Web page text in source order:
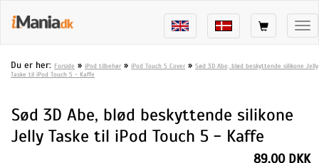
Du er her: Forside » iPod tilbehør » iPod Touch 5 Cover » Sød 3D Abe, blød beskyttende silikone Jelly
Taske til iPod Touch 5 - Kaffe
Sød 3D Abe, blød beskyttende silikone
Jelly Taske til iPod Touch 5 - Kaffe
89,00 DKK